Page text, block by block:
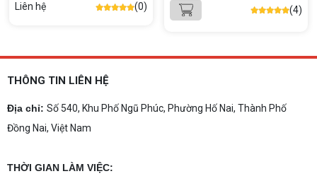
Liên hệ (0) (4)
THÔNG TIN LIÊN HỆ
Địa chỉ: Số 540, Khu Phố Ngũ Phúc, Phường Hố Nai, Thành Phố
Đồng Nai, Việt Nam
THỜI GIAN LÀM VIỆC: